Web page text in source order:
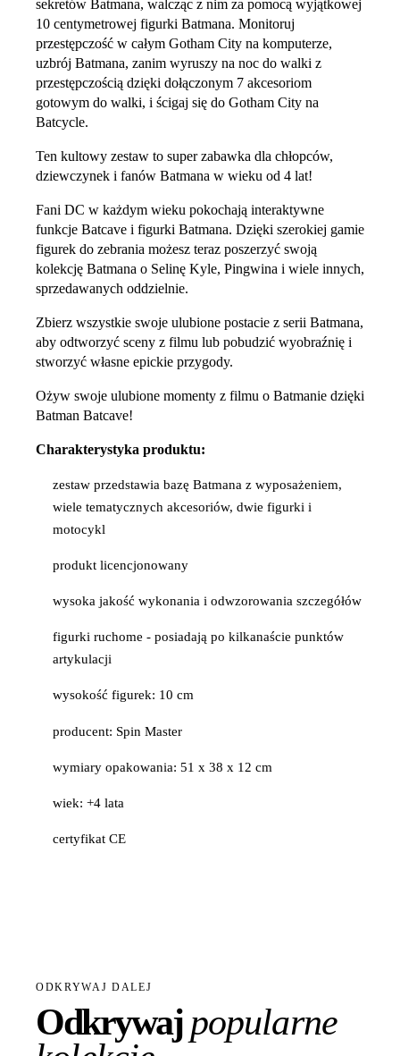
sekretów Batmana, walcząc z nim za pomocą wyjątkowej
10 centymetrowej figurki Batmana. Monitoruj
przestępczość w całym Gotham City na komputerze,
uzbrój Batmana, zanim wyruszy na noc do walki z
przestępczością dzięki dołączonym 7 akcesoriom
gotowym do walki, i ścigaj się do Gotham City na
Batcycle.
Ten kultowy zestaw to super zabawka dla chłopców,
dziewczynek i fanów Batmana w wieku od 4 lat!
Fani DC w każdym wieku pokochają interaktywne
funkcje Batcave i figurki Batmana. Dzięki szerokiej gamie
figurek do zebrania możesz teraz poszerzyć swoją
kolekcję Batmana o Selinę Kyle, Pingwina i wiele innych,
sprzedawanych oddzielnie.
Zbierz wszystkie swoje ulubione postacie z serii Batmana,
aby odtworzyć sceny z filmu lub pobudzić wyobraźnię i
stworzyć własne epickie przygody.
Ożyw swoje ulubione momenty z filmu o Batmanie dzięki
Batman Batcave!
Charakterystyka produktu:
zestaw przedstawia bazę Batmana z wyposażeniem,
wiele tematycznych akcesoriów, dwie figurki i
motocykl
produkt licencjonowany
wysoka jakość wykonania i odwzorowania szczegółów
figurki ruchome - posiadają po kilkanaście punktów
artykulacji
wysokość figurek: 10 cm
producent: Spin Master
wymiary opakowania: 51 x 38 x 12 cm
wiek: +4 lata
certyfikat CE
ODKRYWAJ DALEJ
Odkrywajpopularne